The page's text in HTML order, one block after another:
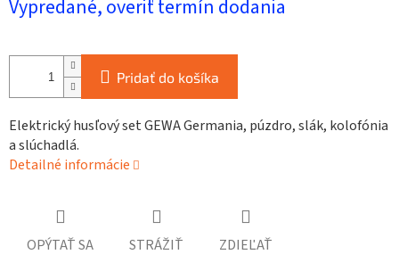
cena:
Vypredané, overiť termín dodania
Pridať do košíka
Elektrický husľový set GEWA Germania, púzdro, slák, kolofónia
a slúchadlá.
Detailné informácie
OPÝTAŤ SA STRÁŽIŤ ZDIEĽAŤ